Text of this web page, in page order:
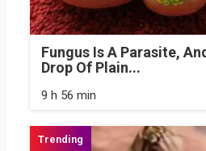
Fungus Is A Parasite,
Drop Of Plain...
9 h 56 min